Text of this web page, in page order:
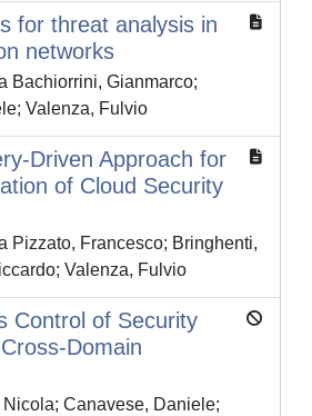
for threat analysis in
networks
Bachiorrini, Gianmarco;
Valenza, Fulvio
Driven Approach for
of Cloud Security
Pizzato, Francesco; Bringhenti,
Valenza, Fulvio
Control of Security
Domain
Canavese, Daniele;